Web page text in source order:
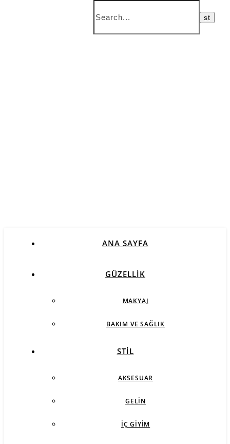
ANA SAYFA
GÜZELLIK
MAKYAJ
BAKIM VE SAĞLIK
STIL
AKSESUAR
GELIN
İÇ GIYIM